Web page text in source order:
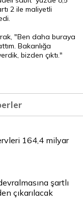
2 ile maliyetli
"Ben daha buraya
Bakanlığa
bizden çıktı."
164,4 milyar
şartlı
çıkarılacak